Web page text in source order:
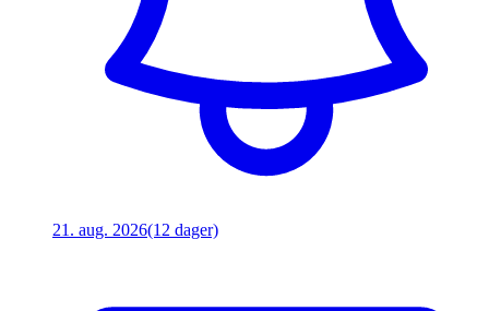
21. aug. 2026(12 dager)